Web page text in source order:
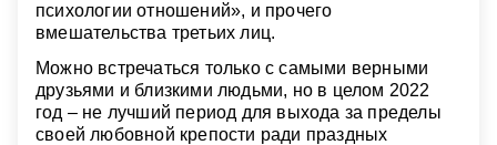
психологии отношений», и прочего
вмешательства третьих лиц.
Можно встречаться только с самыми верными
друзьями и близкими людьми, но в целом 2022
год – не лучший период для выхода за пределы
своей любовной крепости ради праздных